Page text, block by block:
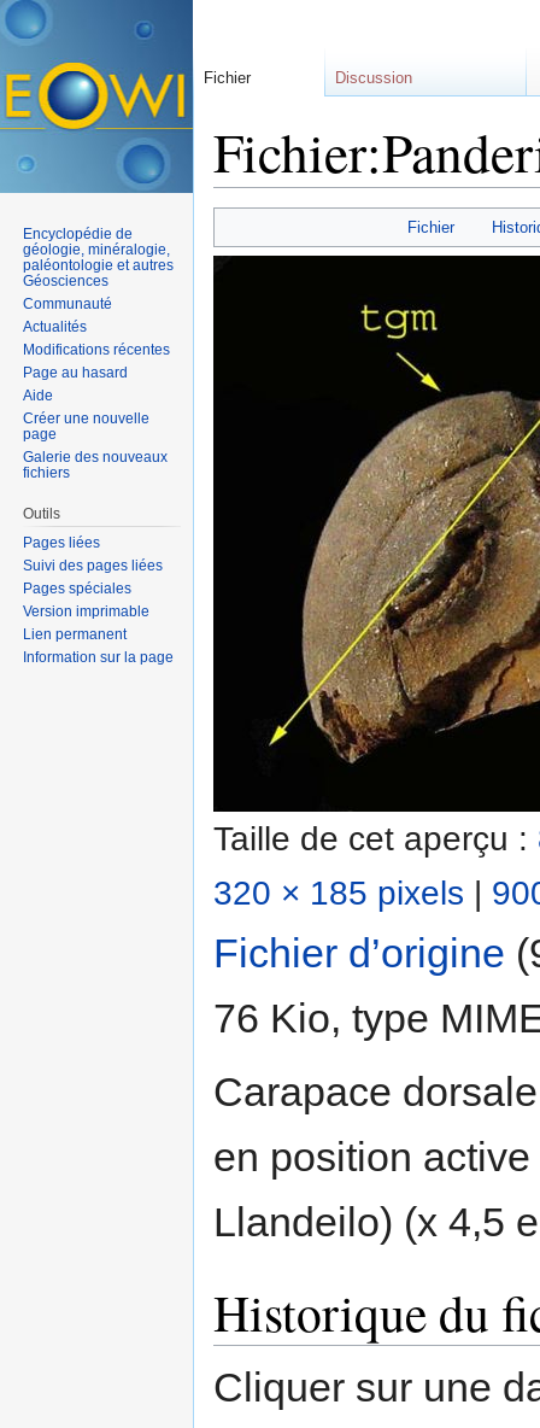
Fichier
Taille de cet aperçu :
320 × 185 pixels |
Fichier d’origine
76 Kio, type
Carapace
en position
Llandeilo) (x 4,5
Historique du
Cliquer sur une
Fichier Discussion
Encyclopédie de
géologie, minéralogie,
paléontologie et autres
Géosciences
Communauté
Actualités
Modifications récentes
Page au hasard
Aide
Créer une nouvelle
page
Galerie des nouveaux
fichiers
Outils
Pages liées
Suivi des pages liées
Pages spéciales
Version imprimable
Lien permanent
Information sur la page